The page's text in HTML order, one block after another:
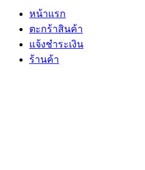
หน้าแรก
ตะกร้าสินค้า
แจ้งชำระเงิน
ร้านค้า